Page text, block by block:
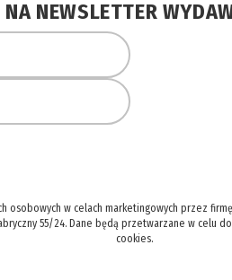
NEWSLETTER
w celach marketingowych przez
55/24. Dane będą przetwarzane w celu
cookies.